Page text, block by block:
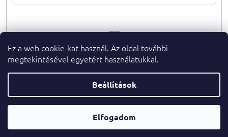
Ez a web cookie-kat használ. Az oldal további
megtekintésével egyetért használatukkal.
Beállítások
Elfogadom
feltételeit.
Shoptet Premium készítette
Copyright 2026parfumeshop.hu. Minden jog fenntartva.